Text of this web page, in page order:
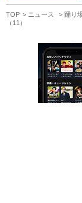
TOP ニュース
踊り
（11）